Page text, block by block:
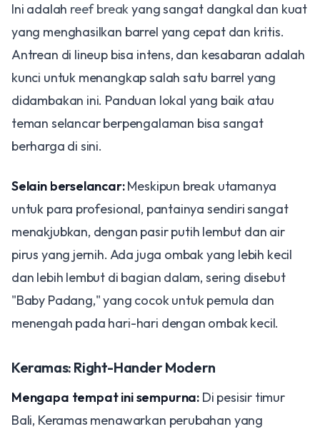
Ini adalah reef breakyang sangat dangkal dan kuat
yang menghasilkan barrel yang cepat dan kritis.
Antrean di lineup bisa intens, dan kesabaran adalah
kunci untuk menangkap salah satu barrel yang
didambakan ini. Panduan lokal yang baik atau
teman selancar berpengalaman bisa sangat
berharga di sini.
Selain berselancar:Meskipun break utamanya
untuk para profesional, pantainya sendiri sangat
menakjubkan, dengan pasir putih lembut dan air
pirus yang jernih. Ada juga ombak yang lebih kecil
dan lebih lembut di bagian dalam, sering disebut
"Baby Padang," yang cocok untuk pemula dan
menengah pada hari-hari dengan ombak kecil.
Keramas: Right-Hander Modern
Mengapa tempat ini sempurna:Di pesisir timur
Bali, Keramas menawarkan perubahan yang